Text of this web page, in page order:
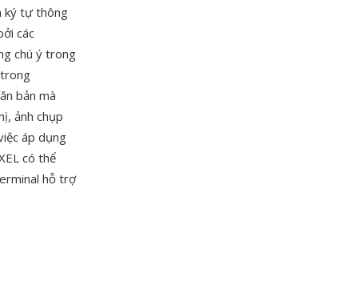
ký tự thông
các
chú ý trong
bản mà
ảnh chụp
áp dụng
có thể
hỗ trợ